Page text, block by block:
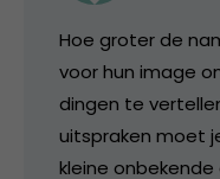
Hoe groter de
voor hun image
dingen te
uitspraken moet
kleine